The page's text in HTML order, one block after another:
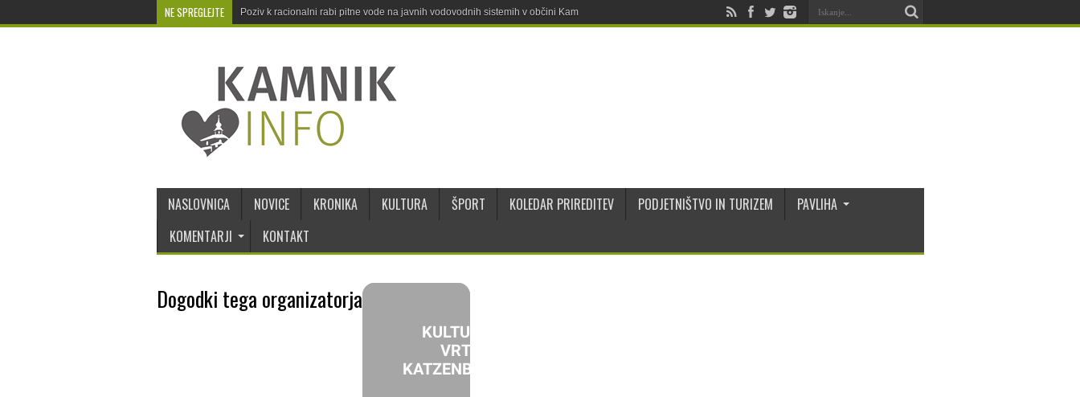
NE SPREGLEJTE Poziv k racionalni rabi pitne vode na javnih vodovodnih sistemih v občini Kamnik
NASLOVNICA NOVICE KRONIKA KULTURA ŠPORT KOLEDAR PRIREDITEV PODJETNIŠTVO IN TURIZEM
PAVLIHA
KOMENTARJI
KONTAKT
Dogodki tega organizatorja
KULTURNI
VRT
KATZENBERG